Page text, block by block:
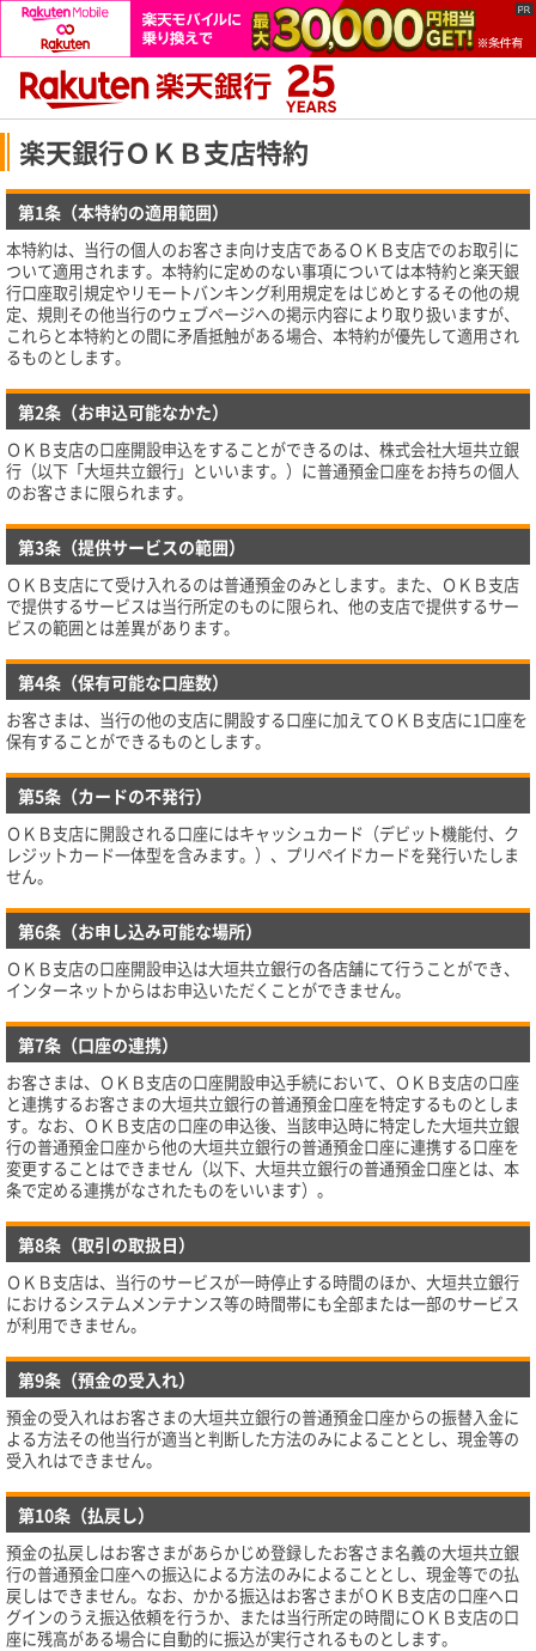
楽天銀行ＯＫＢ支店特約
第1条（本特約の適用範囲）
本特約は、当行の個人のお客さま向け支店であるＯＫＢ支店でのお取引に
ついて適用されます。本特約に定めのない事項については本特約と楽天銀
行口座取引規定やリモートバンキング利用規定をはじめとするその他の規
定、規則その他当行のウェブページへの掲示内容により取り扱いますが、
これらと本特約との間に矛盾抵触がある場合、本特約が優先して適用され
るものとします。
第2条（お申込可能なかた）
ＯＫＢ支店の口座開設申込をすることができるのは、株式会社大垣共立銀
行（以下「大垣共立銀行」といいます。）に普通預金口座をお持ちの個人
のお客さまに限られます。
第3条（提供サービスの範囲）
ＯＫＢ支店にて受け入れるのは普通預金のみとします。また、ＯＫＢ支店
で提供するサービスは当行所定のものに限られ、他の支店で提供するサー
ビスの範囲とは差異があります。
第4条（保有可能な口座数）
お客さまは、当行の他の支店に開設する口座に加えてＯＫＢ支店に1口座を
保有することができるものとします。
第5条（カードの不発行）
ＯＫＢ支店に開設される口座にはキャッシュカード（デビット機能付、ク
レジットカード一体型を含みます。）、プリペイドカードを発行いたしま
せん。
第6条（お申し込み可能な場所）
ＯＫＢ支店の口座開設申込は大垣共立銀行の各店舗にて行うことができ、
インターネットからはお申込いただくことができません。
第7条（口座の連携）
お客さまは、ＯＫＢ支店の口座開設申込手続において、ＯＫＢ支店の口座
と連携するお客さまの大垣共立銀行の普通預金口座を特定するものとしま
す。なお、ＯＫＢ支店の口座の申込後、当該申込時に特定した大垣共立銀
行の普通預金口座から他の大垣共立銀行の普通預金口座に連携する口座を
変更することはできません（以下、大垣共立銀行の普通預金口座とは、本
条で定める連携がなされたものをいいます）。
第8条（取引の取扱日）
ＯＫＢ支店は、当行のサービスが一時停止する時間のほか、大垣共立銀行
におけるシステムメンテナンス等の時間帯にも全部または一部のサービス
が利用できません。
第9条（預金の受入れ）
預金の受入れはお客さまの大垣共立銀行の普通預金口座からの振替入金に
よる方法その他当行が適当と判断した方法のみによることとし、現金等の
受入れはできません。
第10条（払戻し）
預金の払戻しはお客さまがあらかじめ登録したお客さま名義の大垣共立銀
行の普通預金口座への振込による方法のみによることとし、現金等での払
戻しはできません。なお、かかる振込はお客さまがＯＫＢ支店の口座へロ
グインのうえ振込依頼を行うか、または当行所定の時間にＯＫＢ支店の口
座に残高がある場合に自動的に振込が実行されるものとします。